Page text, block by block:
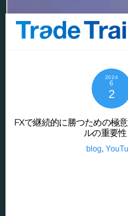
Skip
2024
6
2
FXで継続的に勝つための極
ルの重要性
blog